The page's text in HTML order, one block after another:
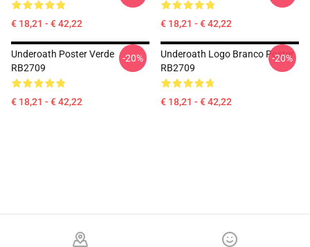
€ 18,21 - € 42,22 € 18,21 - € 42,22
Underoath Poster Verde
RB2709
€ 18,21 - € 42,22
-20%
Underoath Logo Branco Poster
RB2709
€ 18,21 - € 42,22
-20%